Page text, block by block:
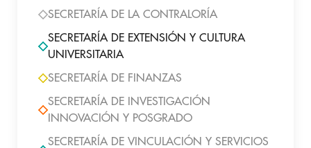
SECRETARÍA DE LA CONTRALORÍA
SECRETARÍA DE EXTENSIÓN Y CULTURA
UNIVERSITARIA
SECRETARÍA DE FINANZAS
SECRETARÍA DE INVESTIGACIÓN
INNOVACIÓN Y POSGRADO
SECRETARÍA DE VINCULACIÓN Y SERVICIOS